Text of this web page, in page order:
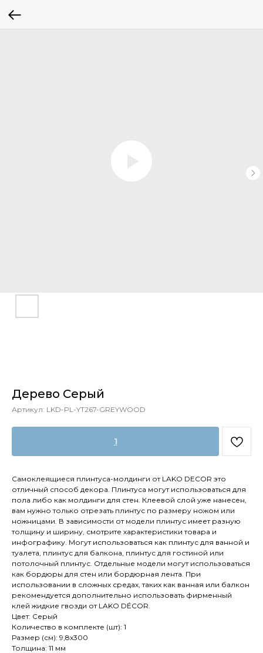
Дерево Серый
Артикул: LKD-PL-YT267-GREYWOOD
1
Самоклеящиеся плинтуса-молдинги от LAKO DECOR это
отличный способ декора. Плинтуса могут использоваться для
пола либо как молдинги для стен. Клеевой слой уже нанесен,
вам нужно только отрезать плинтус по размеру ножом или
ножницами. В зависимости от модели плинтус имеет разную
толщину и ширину, смотрите характеристики товара и
инфографику. Могут использоваться как плинтус для ванной и
туалета, плинтус для балкона, плинтус для гостиной или
потолочный плинтус. Отдельные модели могут использоваться
как бордюры для стен или бордюрная лента. При
использовании в сложных средах, таких как ванная или балкон
рекомендуется дополнительно использовать фирменный
клей жидкие гвозди от LAKO DÉCOR.
Цвет: Серый
Количество в комплекте (шт): 1
Размер (см): 9,8х300
Толщина: 11 мм